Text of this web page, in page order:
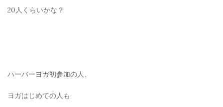
20人くらいかな？
ハーバーヨガ初参加の人、
ヨガはじめての人も